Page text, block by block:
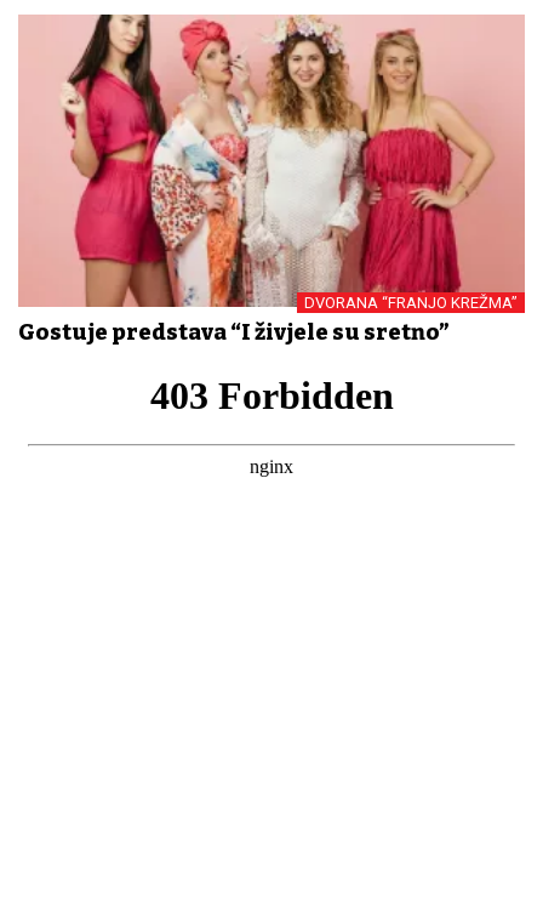
DVORANA “FRANJO KREŽMA”
Gostuje predstava “I živjele su sretno”